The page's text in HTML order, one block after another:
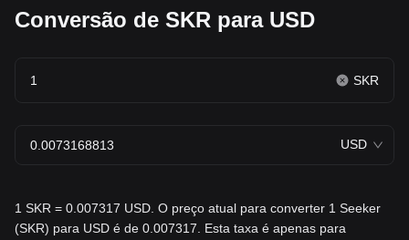
Conversão de SKR para USD
SKR
USD
1 SKR = 0.007317 USD. O preço atual para converter 1 Seeker
(SKR) para USD é de 0.007317. Esta taxa é apenas para